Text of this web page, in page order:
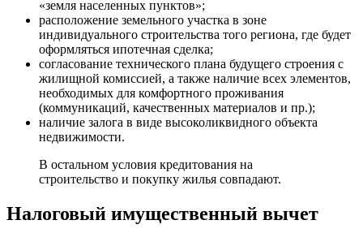
«земля населенных пунктов»;
расположение земельного участка в зоне
индивидуального строительства того региона, где будет
оформляться ипотечная сделка;
согласование технического плана будущего строения с
жилищной комиссией, а также наличие всех элементов,
необходимых для комфортного проживания
(коммуникаций, качественных материалов и пр.);
наличие залога в виде высоколиквидного объекта
недвижимости.
В остальном условия кредитования на
строительство и покупку жилья совпадают.
Налоговый имущественный вычет